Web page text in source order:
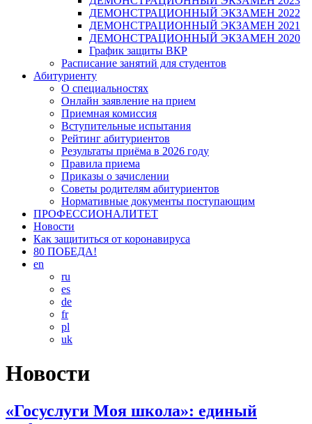
ДЕМОНСТРАЦИОННЫЙ ЭКЗАМЕН 2022
ДЕМОНСТРАЦИОННЫЙ ЭКЗАМЕН 2021
ДЕМОНСТРАЦИОННЫЙ ЭКЗАМЕН 2020
График защиты ВКР
Расписание занятий для студентов
Абитуриенту
О специальностях
Онлайн заявление на прием
Приемная комиссия
Вступительные испытания
Рейтинг абитуриентов
Результаты приёма в 2026 году
Правила приема
Приказы о зачислении
Советы родителям абитуриентов
Нормативные документы поступающим
ПРОФЕССИОНАЛИТЕТ
Новости
Как защититься от коронавируса
80 ПОБЕДА!
en
ru
es
de
fr
pl
uk
Новости
«Госуслуги Моя школа»: единый